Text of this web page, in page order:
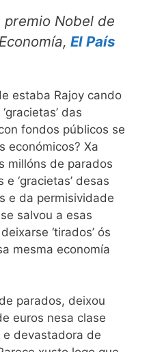
premio Nobel de
Economía, El País
estaba Rajoy cando
das
fondos públicos se
económicos? Xa
millóns de parados
‘gracietas’ desas
e da permisividade
salvou a esas
‘tirados’ ós
mesma economía
parados, deixou
euros nesa clase
e devastadora de